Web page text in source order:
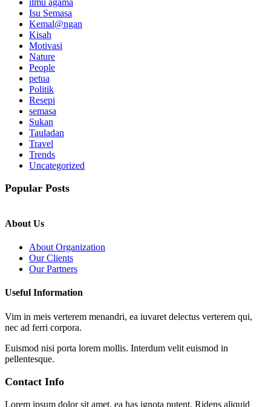
Isu Semasa
Kemal@ngan
Kisah
Motivasi
Nature
People
petua
Politik
Resepi
semasa
Sukan
Tauladan
Travel
Trends
Uncategorized
Popular Posts
About Us
About Organization
Our Clients
Our Partners
Useful Information
Vim in meis verterem menandri, ea iuvaret delectus verterem qui,
nec ad ferri corpora.
Euismod nisi porta lorem mollis. Interdum velit euismod in
pellentesque.
Contact Info
Lorem ipsum dolor sit amet, ea has ignota putent. Ridens aliquid